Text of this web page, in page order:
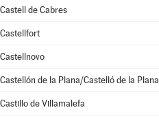
Castell de Cabres
Castellfort
Castellnovo
Castellón de la Plana/Castelló de la Plana
Castillo de Villamalefa